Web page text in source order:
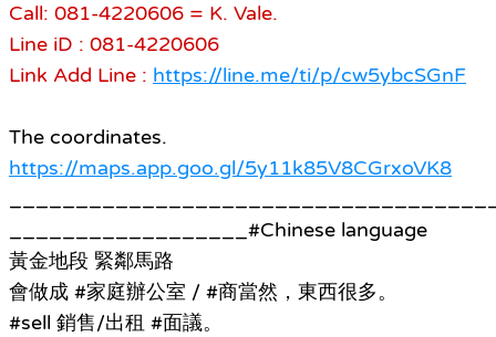
Call: 081-4220606 = K. Vale.
Line iD : 081-4220606
Link Add Line : https://line.me/ti/p/cw5ybcSGnF
The coordinates.
https://maps.app.goo.gl/5y11k85V8CGrxoVK8
__________________#Chinese language
黃金地段 緊鄰馬路
會做成 #家庭辦公室 / #商當然，東西很多。
#sell 銷售/出租 #面議。